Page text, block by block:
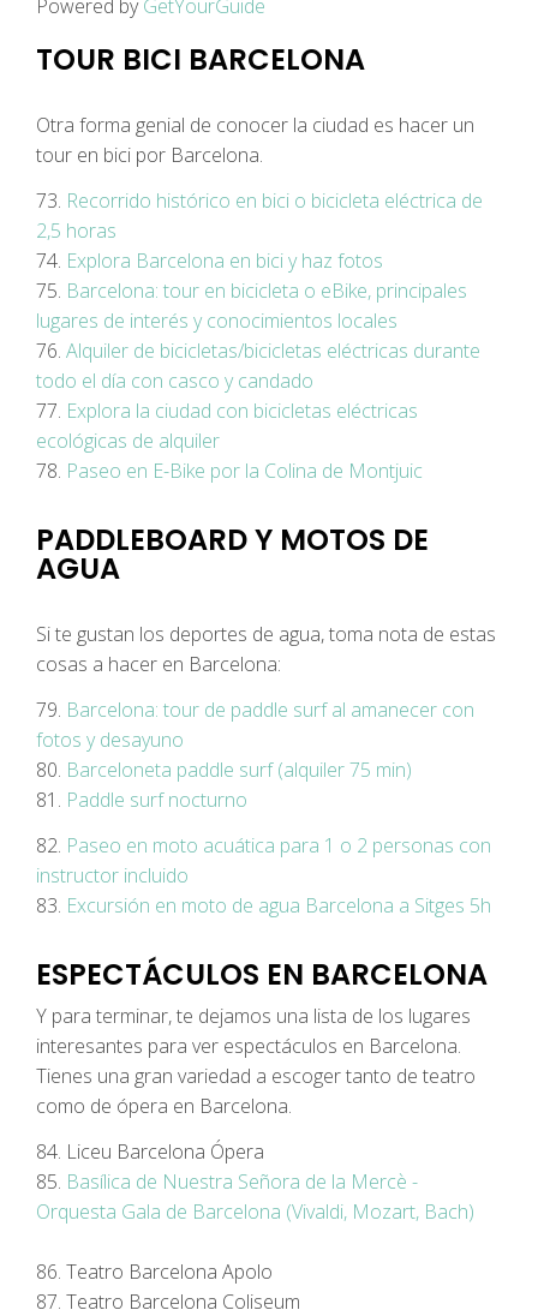
Powered byGetYourGuide
TOUR BICI BARCELONA
Otra forma genial de conocer la ciudad es hacer un
tour en bici por Barcelona.
73. Recorrido histórico en bici o bicicleta eléctrica de
2,5 horas
74. Explora Barcelona en bici y haz fotos
75. Barcelona: tour en bicicleta o eBike, principales
lugares de interés y conocimientos locales
76. Alquiler de bicicletas/bicicletas eléctricas durante
todo el día con casco y candado
77. Explora la ciudad con bicicletas eléctricas
ecológicas de alquiler
78. Paseo en E-Bike por la Colina de Montjuic
PADDLEBOARD Y MOTOS DE
AGUA
Si te gustan los deportes de agua, toma nota de estas
cosas a hacer en Barcelona:
79. Barcelona: tour de paddle surf al amanecer con
fotos y desayuno
80. Barceloneta paddle surf (alquiler 75 min)
81. Paddle surf nocturno
82. Paseo en moto acuática para 1 o 2 personas con
instructor incluido
83. Excursión en moto de agua Barcelona a Sitges 5h
ESPECTÁCULOS EN BARCELONA
Y para terminar, te dejamos una lista de los lugares
interesantes para ver espectáculos en Barcelona.
Tienes una gran variedad a escoger tanto de teatro
como de ópera en Barcelona.
84. Liceu Barcelona Ópera
85. Basílica de Nuestra Señora de la Mercè -
Orquesta Gala de Barcelona (Vivaldi, Mozart, Bach)
86. Teatro Barcelona Apolo
87. Teatro Barcelona Coliseum